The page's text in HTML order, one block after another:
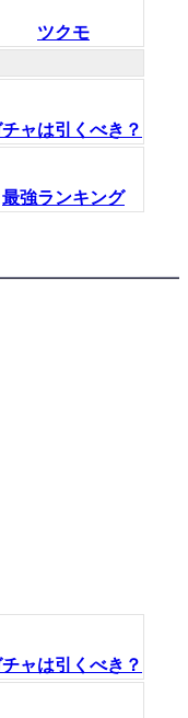
ツクモ
チャは引くべき？
最強ランキング
チャは引くべき？